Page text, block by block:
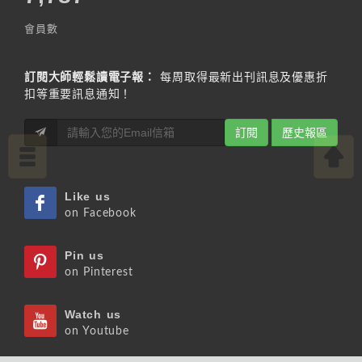
會員數
訂閱大師輕鬆讀電子報：
每周取得最新出刊訊息及優惠折
扣等重要訊息通知！
訂閱 歷史報區
Like us
on Facebook
Pin us
on Pinterest
Watch us
on Youtube